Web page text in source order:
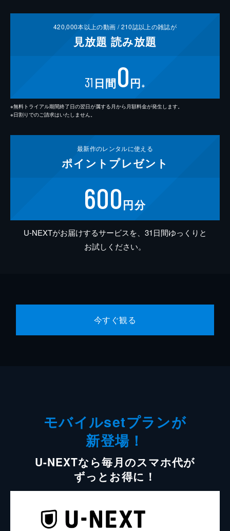
420,000本以上の動画 /210誌以上の雑誌が
見放題 読み放題
31 日間0円 ※
※無料トライアル期間終了日の翌日が属する月から月額料金が発生します。
※日割りでのご請求はいたしません。
最新作のレンタルに使える
ポイント プレゼント
600円分
U-NEXTがお届けするサービスを、31日間ゆっくりと
お試しください。
今すぐ観る
モバイルsetプランが
新登場！
U-NEXTなら毎月のスマホ代が
ずっとお得に！